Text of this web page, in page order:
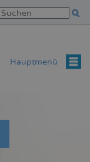
Hauptmenü